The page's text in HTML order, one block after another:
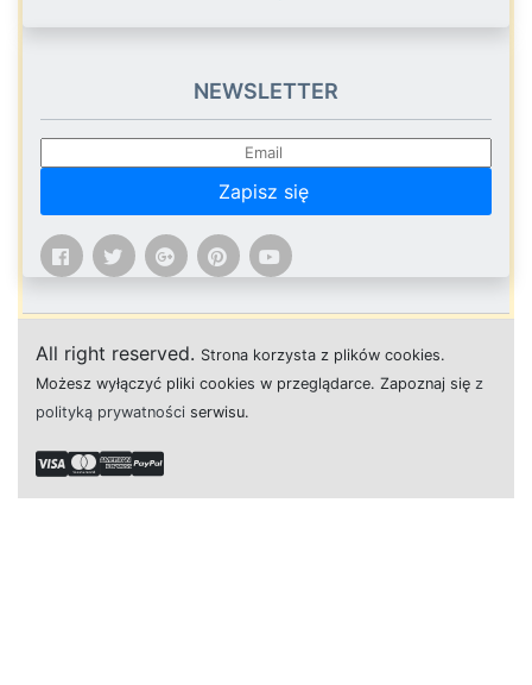
NEWSLETTER
Zapisz się
All right reserved. Strona korzysta z plików cookies.
Możesz wyłączyć pliki cookies w przeglądarce. Zapoznaj się z
polityką prywatności serwisu.